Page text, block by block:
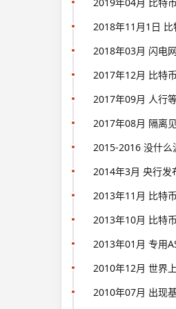
2018年11月1日
2018年03月 闪电
2017年12月 比特
2017年09月 人行
2017年08月 隔离
2015-2016 没什么
2014年3月 央行发
2013年11月 比特
2013年10月 比特
2013年01月 专用
2010年12月 世界
2010年07月 出现